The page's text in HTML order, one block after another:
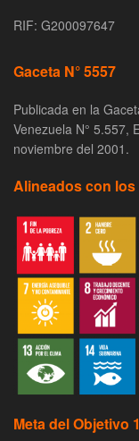
RIF: G200097647
Gaceta N° 5557
Publicada en la
Venezuela N° 5.557,
noviembre del 2001.
Alineados con
Meta del Objetivo 1